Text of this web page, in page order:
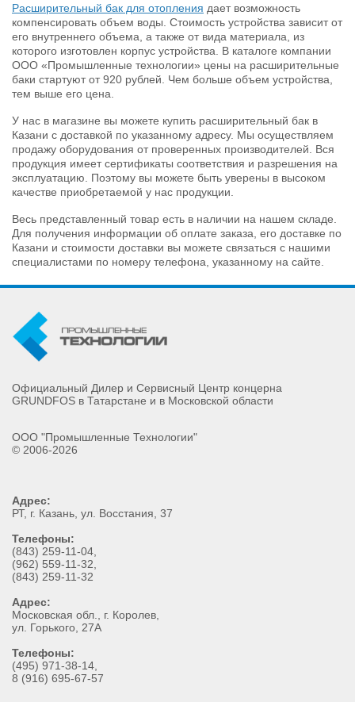
Расширительный бак для отопления дает возможность
компенсировать объем воды. Стоимость устройства зависит от
его внутреннего объема, а также от вида материала, из
которого изготовлен корпус устройства. В каталоге компании
ООО «Промышленные технологии» цены на расширительные
баки стартуют от 920 рублей. Чем больше объем устройства,
тем выше его цена.
У нас в магазине вы можете купить расширительный бак в
Казани с доставкой по указанному адресу. Мы осуществляем
продажу оборудования от проверенных производителей. Вся
продукция имеет сертификаты соответствия и разрешения на
эксплуатацию. Поэтому вы можете быть уверены в высоком
качестве приобретаемой у нас продукции.
Весь представленный товар есть в наличии на нашем складе.
Для получения информации об оплате заказа, его доставке по
Казани и стоимости доставки вы можете связаться с нашими
специалистами по номеру телефона, указанному на сайте.
Официальный Дилер и Сервисный Центр концерна
GRUNDFOS в Татарстане и в Московской области
ООО "Промышленные Технологии"
© 2006-2026
Адрес:
РТ, г. Казань ул. Восстания, 37
Телефоны:
(843) 259-11-04
(962) 559-11-32
(843) 259-11-32
Адрес:
Московская обл., г. Королев,
ул. Горького, 27А
Телефоны:
(495) 971-38-14,
8 (916) 695-67-57